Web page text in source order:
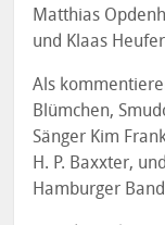
Matthias
und Klaas
Als
Blümchen,
Sänger Kim
H. P. Baxxter,
Hamburger